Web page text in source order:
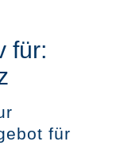
für:
für